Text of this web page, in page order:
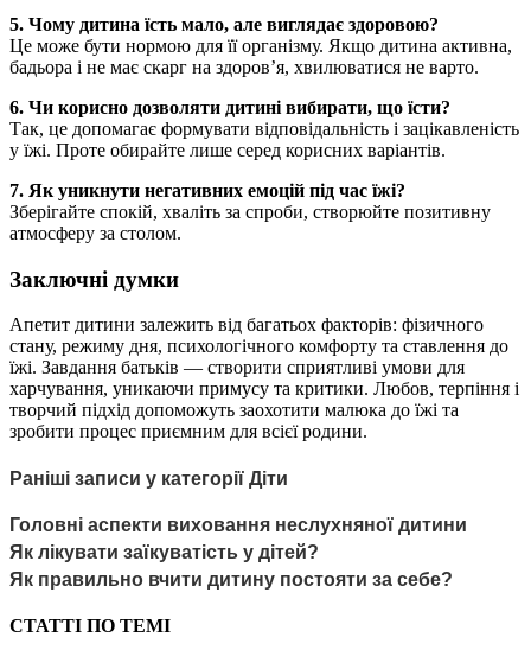
5. Чому дитина їсть мало, але виглядає здоровою?
Це може бути нормою для її організму. Якщо дитина активна,
бадьора і не має скарг на здоров’я, хвилюватися не варто.
6. Чи корисно дозволяти дитині вибирати, що їсти?
Так, це допомагає формувати відповідальність і зацікавленість
у їжі. Проте обирайте лише серед корисних варіантів.
7. Як уникнути негативних емоцій під час їжі?
Зберігайте спокій, хваліть за спроби, створюйте позитивну
атмосферу за столом.
Заключні думки
Апетит дитини залежить від багатьох факторів: фізичного
стану, режиму дня, психологічного комфорту та ставлення до
їжі. Завдання батьків — створити сприятливі умови для
харчування, уникаючи примусу та критики. Любов, терпіння і
творчий підхід допоможуть заохотити малюка до їжі та
зробити процес приємним для всієї родини.
Раніші записи у категорії Діти
Головні аспекти виховання неслухняної дитини
Як лікувати заїкуватість у дітей?
Як правильно вчити дитину постояти за себе?
СТАТТІ ПО ТЕМІ